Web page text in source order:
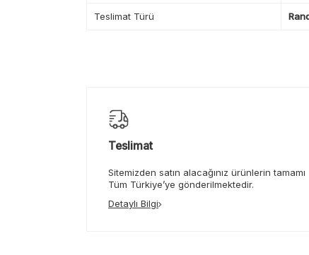
Teslimat Türü
Teslimat
Sitemizden satın alacağınız ürünlerin tamamı
Tüm Türkiye’ye gönderilmektedir.
Detaylı Bilgi